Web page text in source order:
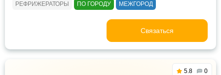
РЕФРИЖЕРАТОРЫ ПО ГОРОДУ МЕЖГОРОД
Связаться
5.8 0